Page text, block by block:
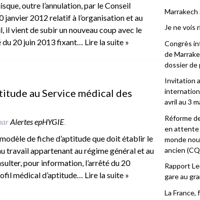
outre l’annulation, par le Conseil
janvier 2012 relatif à l’organisation et au
il vient de subir un nouveau coup avec le
du 20 juin 2013 fixant… Lire la suite »
au Service médical des
Alertes epHYGIE.
de fiche d’aptitude que doit établir le
travail appartenant au régime général et au
pour information, l’arrêté du 20
médical d’aptitude… Lire la suite »
Marrakech
Je ne vois
Congrès
de
dossier de
Invitation
avril au 3
Réforme
en attente
monde
ancien
Rapport
gare au
La France,